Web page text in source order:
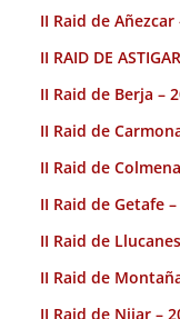
II Raid de Añezcar
II RAID DE
II Raid de Berja –
II Raid de
II Raid de
II Raid de Getafe
II Raid de
II Raid de
II Raid de Nijar –